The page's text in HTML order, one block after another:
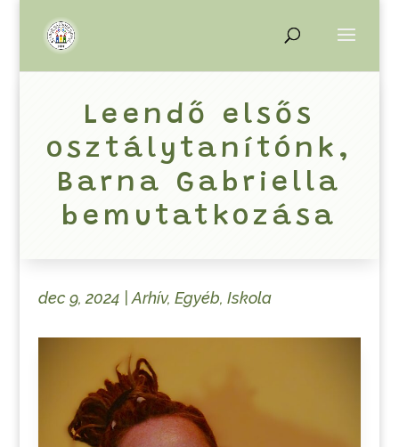
Leendő elsős
osztálytanítónk,
Barna Gabriella
bemutatkozása
dec 9, 2024 Arhív, Egyéb, Iskola